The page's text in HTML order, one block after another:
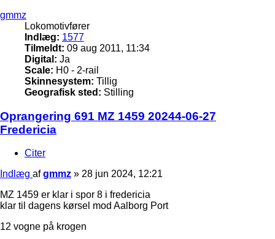
gmmz
Lokomotivfører
Indlæg: 1577
Tilmeldt: 09 aug 2011, 11:34
Digital: Ja
Scale: H0 - 2-rail
Skinnesystem: Tillig
Geografisk sted: Stilling
Oprangering 691 MZ 1459 20244-06-27
Fredericia
Citer
Indlæg afgmmz » 28 jun 2024, 12:21
MZ 1459 er klar i spor 8 i fredericia
klar til dagens kørsel mod Aalborg Port
12 vogne på krogen